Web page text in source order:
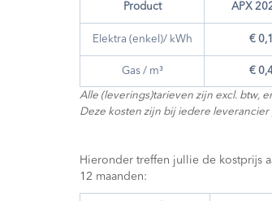
Product APX
Elektra (enkel)/ kWh €
Gas / m³ €
Alle (leverings)tarieven zijn excl. btw,
Deze kosten zijn bij iedere leverancier
Hieronder treffen jullie de kostprijs
12 maanden: